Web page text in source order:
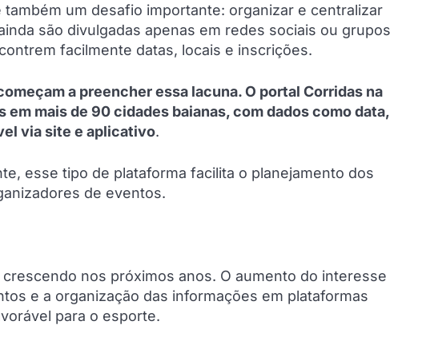
um desafio importante: organizar e centralizar
são divulgadas apenas em redes sociais ou grupos
facilmente datas, locais e inscrições.
a preencher essa lacuna. O portal Corridas na
mais de 90 cidades baianas, com dados como data,
via site e aplicativo.
esse tipo de plataforma facilita o planejamento dos
de eventos.
nos próximos anos. O aumento do interesse
e a organização das informações em plataformas
para o esporte.